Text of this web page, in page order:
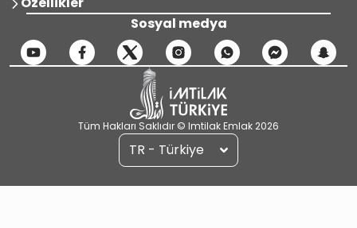
Sosyal medya
Tüm Hakları Saklıdır © Imtilak Emlak 2026
TR - Türkiye